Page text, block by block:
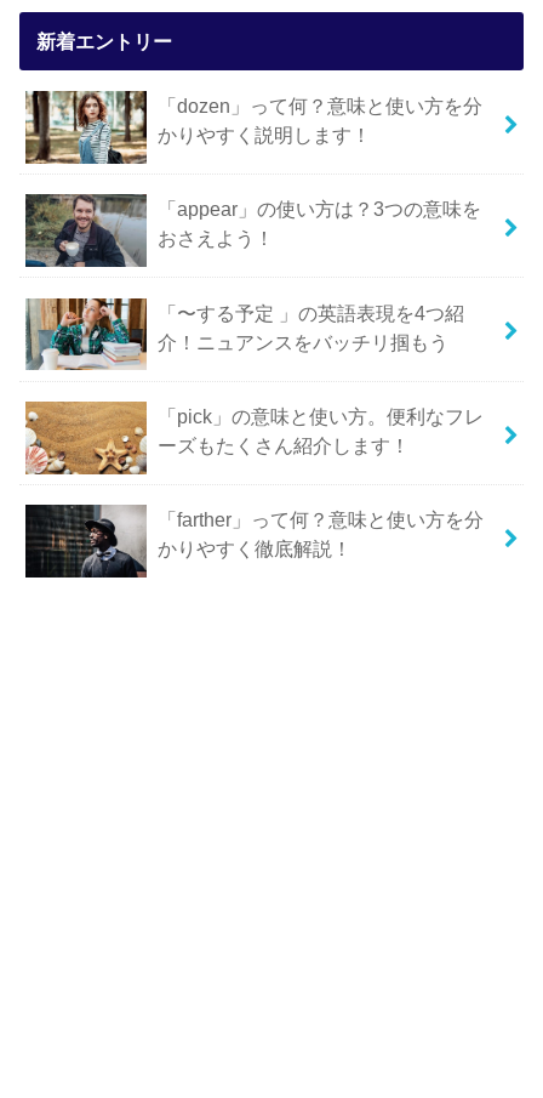
新着エントリー
「dozen」って何？意味と使い方を分
かりやすく説明します！
「appear」の使い方は？3つの意味を
おさえよう！
「〜する予定 」の英語表現を4つ紹
介！ニュアンスをバッチリ掴もう
「pick」の意味と使い方。便利なフレ
ーズもたくさん紹介します！
「farther」って何？意味と使い方を分
かりやすく徹底解説！